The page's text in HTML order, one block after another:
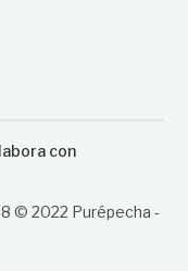
con
© 2022 Purépecha -